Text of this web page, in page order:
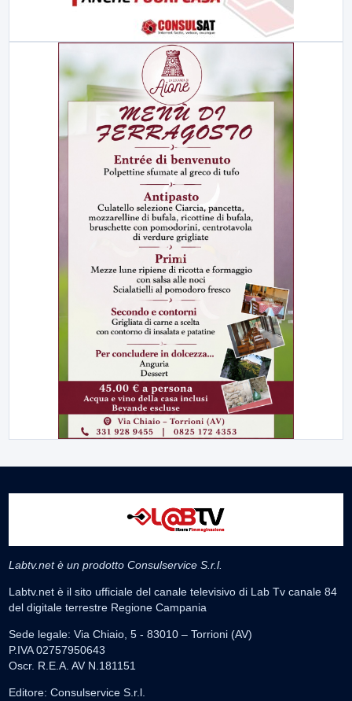
Labtv.net è un prodotto Consulservice S.r.l.
Labtv.net è il sito ufficiale del canale televisivo di Lab Tv canale 84
del digitale terrestre Regione Campania
Sede legale: Via Chiaio, 5 - 83010 – Torrioni (AV)
P.IVA 02757950643
Oscr. R.E.A. AV N.181151
Editore: Consulservice S.r.l.